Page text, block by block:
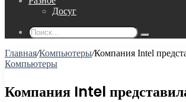
Досуг
Поиск...
Главная/Компьютеры/Компания Intel
Компьютеры
Компания Intel